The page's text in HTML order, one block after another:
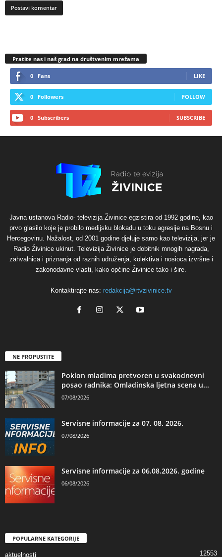
Pratite nas i naš grad na društvenim mrežama
0 Fans LIKE
0 Followers FOLLOW
0 Subscribers SUBSCRIBE
Javna ustanova Radio- televizija Živinice egzistira od 1992 godine, kao
prvo glasilo koje je probilo medijsku blokadu u toku agresije na Bosnu i
Hercegovinu. Nažalost, od 2001 godine djeluje samo kao televizija, jer je
Radio Živinice ukinut. Televizija Živinice je dobitnik mnogih nagrada,
zahvalnica i priznanja od raznih udruženja, kolektiva i nosioca izvršne i
zakonodavne vlasti, kako općine Živinice tako i šire.
Kontaktirajte nas: redakcija@rtvzivinice.tv
NE PROPUSTITE
Poklon mladima pretvoren u svakodnevni
posao radnika: Omladinska ljetna scena u...
07/08/2026
Servisne informacije za 07. 08. 2026.
07/08/2026
Servisne informacije za 06.08.2026. godine
06/08/2026
POPULARNE KATEGORIJE
aktuelnosti 12553